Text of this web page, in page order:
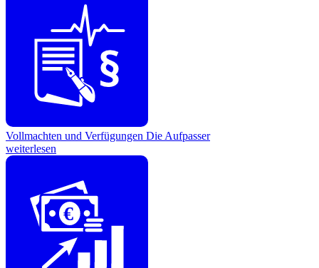
Vollmachten und Verfügungen Die Aufpasser
weiterlesen
€